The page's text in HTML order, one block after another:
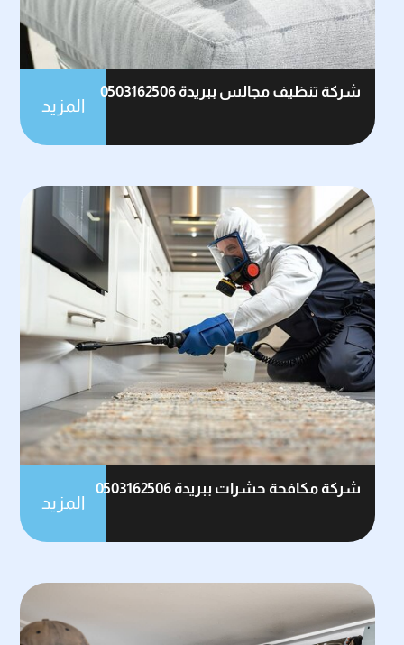
شركة تنظيف مجالس ببريدة 0503162506
المزيد
شركة مكافحة حشرات ببريدة 0503162506
المزيد